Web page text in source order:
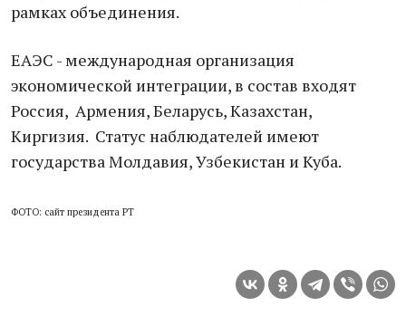
рамках объединения.
ЕАЭС - международная организация
экономической интеграции, в состав входят
Россия, Армения, Беларусь, Казахстан,
Киргизия. Статус наблюдателей имеют
государства Молдавия, Узбекистан и Куба.
ФОТО: сайт президента РТ